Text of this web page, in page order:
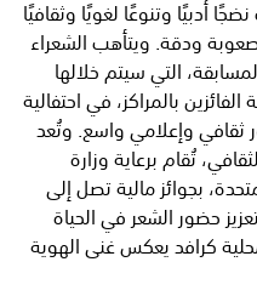
أدبيًا وتنوعًا لغويًا وثقافيًا
ودقة. ويتأهب الشعراء
التي سيتم خلالها
الفائزين بالمراكز، في احتفالية
وإعلامي واسع. وتُعد
تُقام برعاية وزارة
بجوائز مالية تصل إلى
حضور الشعر في الحياة
كرافد يعكس غنى الهوية